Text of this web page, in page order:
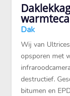
Dak
Wij van
opsporen met
destructief.​
bitumen en